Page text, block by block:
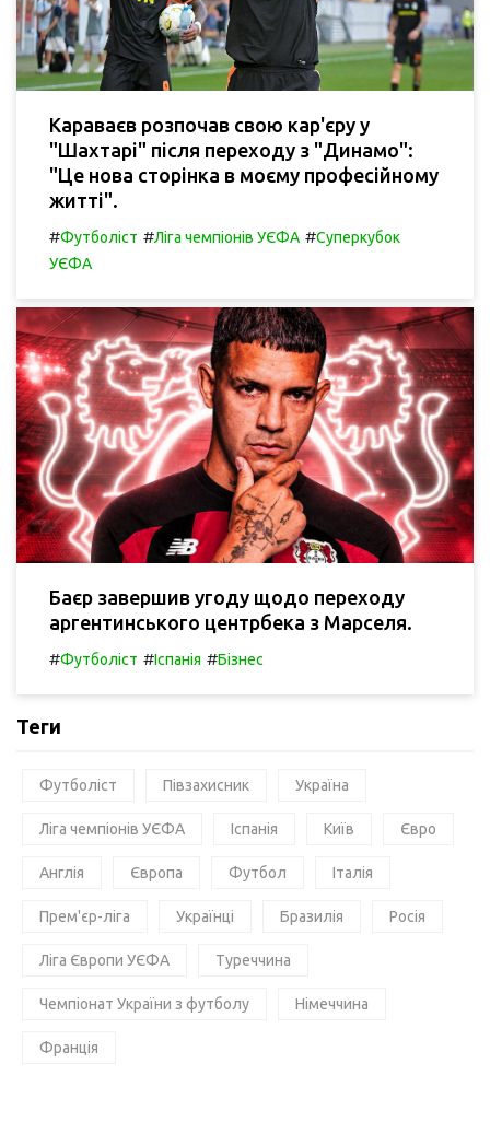
Караваєв розпочав свою кар'єру у
"Шахтарі" після переходу з "Динамо":
"Це нова сторінка в моєму професійному
житті".
#Футболіст #Ліга чемпіонів УЄФА #Суперкубок
УЄФА
Баєр завершив угоду щодо переходу
аргентинського центрбека з Марселя.
#Футболіст #Іспанія #Бізнес
Теги
Футболіст Півзахисник Україна
Ліга чемпіонів УЄФА Іспанія Київ Євро
Англія Європа Футбол Італія
Прем'єр-ліга Українці Бразилія Росія
Ліга Європи УЄФА Туреччина
Чемпіонат України з футболу Німеччина
Франція